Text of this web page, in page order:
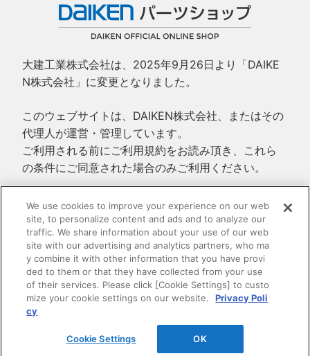
大建工業株式会社は、2025年9月26日より「DAIKE
N株式会社」に変更となりました。
このウェブサイトは、DAIKEN株式会社、またはその
代理人が運営・管理しています。
ご利用される前にご利用規約をお読み頂き、これら
の条件にご同意された場合のみご利用ください。
ご利用規約
プライバシーポリシー
特定商取引法に基づく表示
© 2010-2026DAIKEN CORPORATION
We use cookies to improve your experience on our web
site, to personalize content and ads and to analyze our
traffic. We share information about your use of our web
site with our advertising and analytics partners, who ma
y combine it with other information that you have provi
ded to them or that they have collected from your use
of their services. Please click [Cookie Settings] to custo
mize your cookie settings on our website.
Privacy Poli
cy
Cookie Settings OK